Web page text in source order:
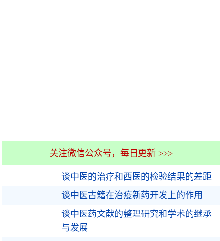
关注微信公众号，每日更新 >>>
谈中医的治疗和西医的检验结果的差距
谈中医古籍在治疫新药开发上的作用
谈中医药文献的整理研究和学术的继承
与发展